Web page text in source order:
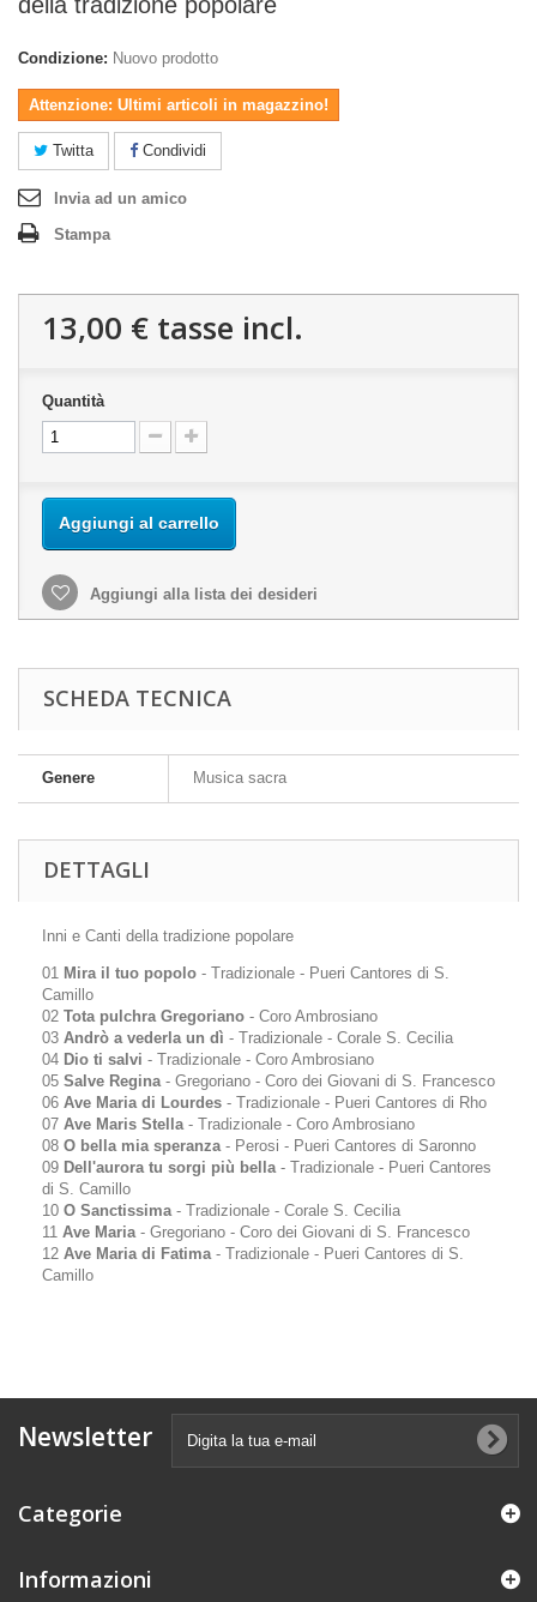
Condizione: Nuovo prodotto
Attenzione: Ultimi articoli in magazzino!
Twitta Condividi
Invia ad un amico
Stampa
13,00 € tasse incl.
Quantità
Aggiungi al carrello
Aggiungi alla lista dei desideri
SCHEDA TECNICA
Genere Musica sacra
DETTAGLI
Inni e Canti della tradizione popolare
01 Mira il tuo popolo - Tradizionale - Pueri Cantores di S.
Camillo
02 Tota pulchra Gregoriano - Coro Ambrosiano
03 Andrò a vederla un dì - Tradizionale - Corale S. Cecilia
04 Dio ti salvi - Tradizionale - Coro Ambrosiano
05 Salve Regina- Gregoriano - Coro dei Giovani di S. Francesco
06 Ave Maria di Lourdes - Tradizionale - Pueri Cantores di Rho
07 Ave Maris Stella- Tradizionale - Coro Ambrosiano
08 O bella mia speranza- Perosi - Pueri Cantores di Saronno
09 Dell'aurora tu sorgi più bella- Tradizionale - Pueri Cantores
di S. Camillo
10 O Sanctissima- Tradizionale - Corale S. Cecilia
11 Ave Maria- Gregoriano - Coro dei Giovani di S. Francesco
12 Ave Maria di Fatima- Tradizionale - Pueri Cantores di S.
Camillo
Newsletter
Categorie
Informazioni